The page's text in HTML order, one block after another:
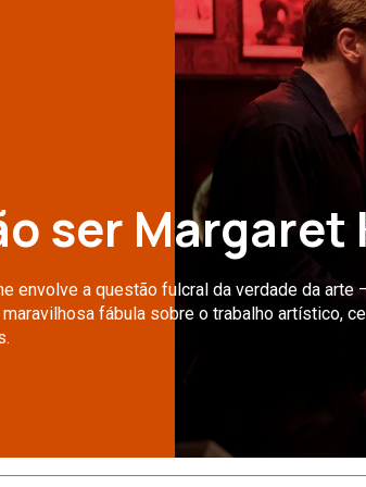
ser Margaret
envolve a questão fulcral da verdade da arte
fábula sobre o trabalho artístico,